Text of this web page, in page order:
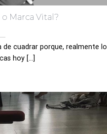
Marca Vital?
cuadrar porque, realmente lo
hoy [...]